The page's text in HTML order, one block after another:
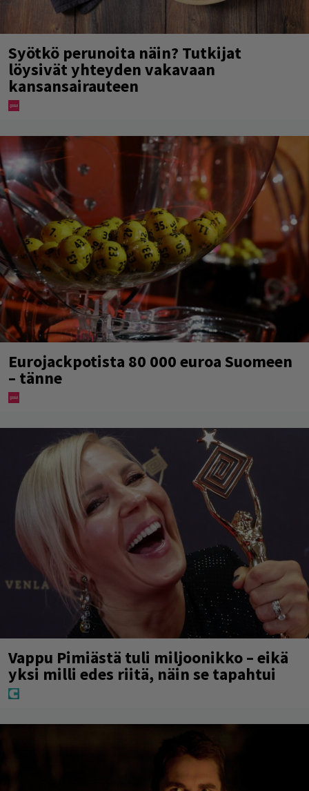
Syötkö perunoita näin? Tutkijat
löysivät yhteyden vakavaan
kansansairauteen
Eurojackpotista 80 000 euroa Suomeen
– tänne
Vappu Pimiästä tuli miljoonikko – eikä
yksi milli edes riitä, näin se tapahtui